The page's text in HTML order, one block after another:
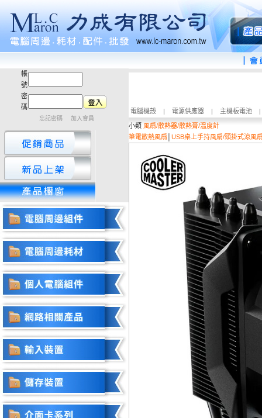
帳
號
密
碼
忘記密碼 加入會員
電腦機殼 | 電源供應器 | 主機板電池
小類 風扇/散熱器/散熱膏/溫度計
筆電散熱風扇
USB桌上手持風扇/頸掛式涼風